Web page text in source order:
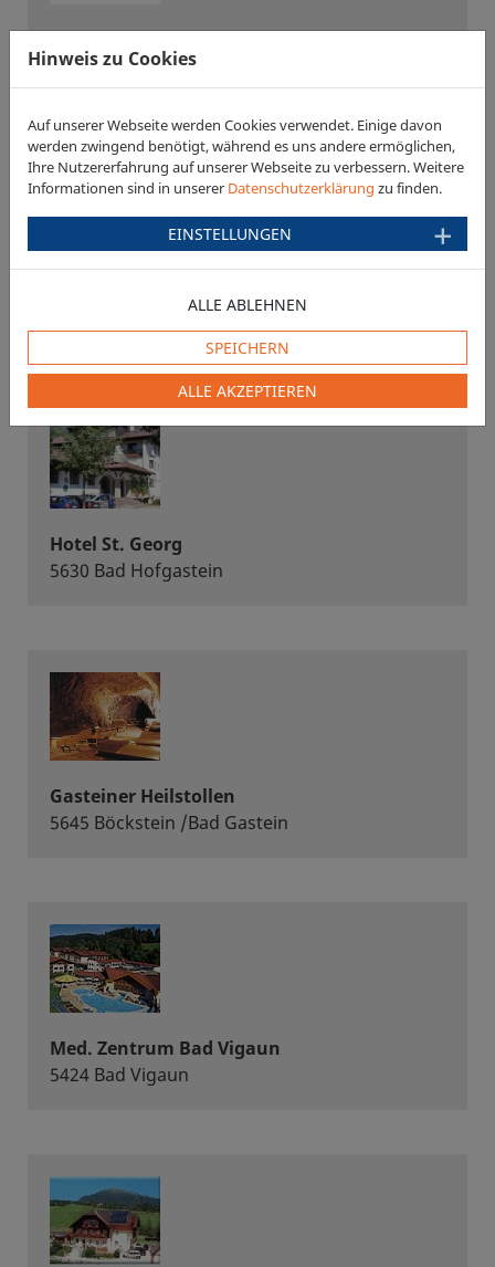
5630 Bad Hofgastein
5630 Bad Hofgastein
Hotel St. Georg
5630 Bad Hofgastein
Gasteiner Heilstollen
5645 Böckstein /Bad Gastein
Med. Zentrum Bad Vigaun
5424 Bad Vigaun
Hinweis zu Cookies
Auf unserer Webseite werden Cookies verwendet. Einige davon
werden zwingend benötigt, während es uns andere ermöglichen,
Ihre Nutzererfahrung auf unserer Webseite zu verbessern. Weitere
Informationen sind in unserer Datenschutzerklärung zu finden.
EINSTELLUNGEN
ALLE ABLEHNEN
SPEICHERN
ALLE AKZEPTIEREN